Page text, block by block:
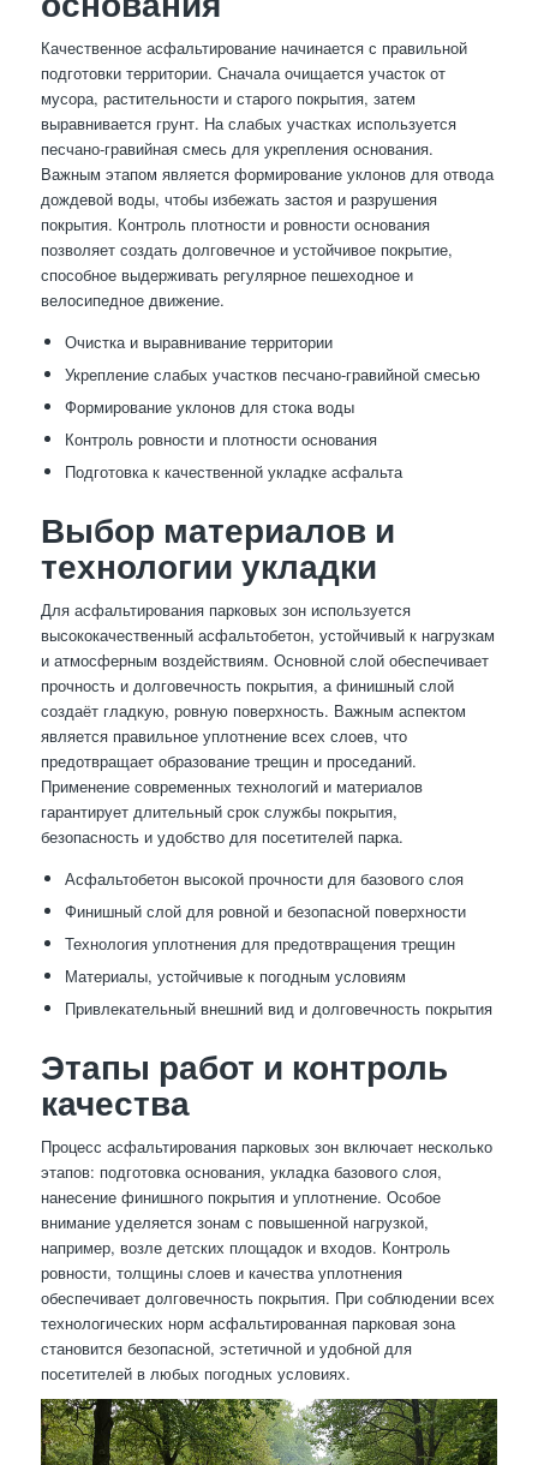
Качественное асфальтирование начинается с правильной
подготовки территории. Сначала очищается участок от
мусора, растительности и старого покрытия, затем
выравнивается грунт. На слабых участках используется
песчано-гравийная смесь для укрепления основания.
Важным этапом является формирование уклонов для отвода
дождевой воды, чтобы избежать застоя и разрушения
покрытия. Контроль плотности и ровности основания
позволяет создать долговечное и устойчивое покрытие,
способное выдерживать регулярное пешеходное и
велосипедное движение.
Очистка и выравнивание территории
Укрепление слабых участков песчано-гравийной смесью
Формирование уклонов для стока воды
Контроль ровности и плотности основания
Подготовка к качественной укладке асфальта
Выбор материалов и
технологии укладки
Для асфальтирования парковых зон используется
высококачественный асфальтобетон, устойчивый к нагрузкам
и атмосферным воздействиям. Основной слой обеспечивает
прочность и долговечность покрытия, а финишный слой
создаёт гладкую, ровную поверхность. Важным аспектом
является правильное уплотнение всех слоев, что
предотвращает образование трещин и проседаний.
Применение современных технологий и материалов
гарантирует длительный срок службы покрытия,
безопасность и удобство для посетителей парка.
Асфальтобетон высокой прочности для базового слоя
Финишный слой для ровной и безопасной поверхности
Технология уплотнения для предотвращения трещин
Материалы, устойчивые к погодным условиям
Привлекательный внешний вид и долговечность покрытия
Этапы работ и контроль
качества
Процесс асфальтирования парковых зон включает несколько
этапов: подготовка основания, укладка базового слоя,
нанесение финишного покрытия и уплотнение. Особое
внимание уделяется зонам с повышенной нагрузкой,
например, возле детских площадок и входов. Контроль
ровности, толщины слоев и качества уплотнения
обеспечивает долговечность покрытия. При соблюдении всех
технологических норм асфальтированная парковая зона
становится безопасной, эстетичной и удобной для
посетителей в любых погодных условиях.